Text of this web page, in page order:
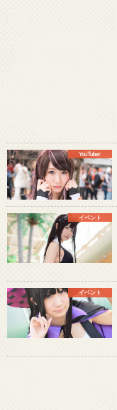
YouTuber
イベント
イベント